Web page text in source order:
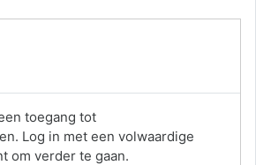
toegang tot
Log in met een volwaardige
om verder te gaan.